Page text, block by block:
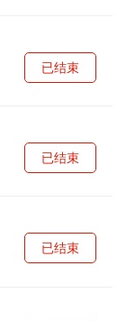
已结束
已结束
已结束